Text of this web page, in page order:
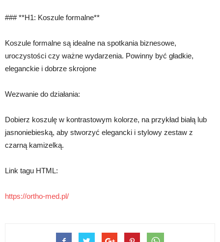
### **H1: Koszule formalne**
Koszule formalne są idealne na spotkania biznesowe,
uroczystości czy ważne wydarzenia. Powinny być gładkie,
eleganckie i dobrze skrojone
Wezwanie do działania:
Dobierz koszulę w kontrastowym kolorze, na przykład białą lub
jasnoniebieską, aby stworzyć elegancki i stylowy zestaw z
czarną kamizelką.
Link tagu HTML:
https://ortho-med.pl/